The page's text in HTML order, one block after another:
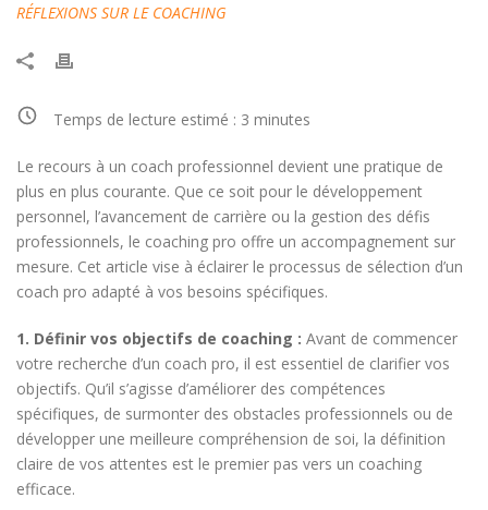
RÉFLEXIONS SUR LE COACHING
Temps de lecture estimé : 3 minutes
Le recours à un coach professionnel devient une pratique de
plus en plus courante. Que ce soit pour le développement
personnel, l’avancement de carrière ou la gestion des défis
professionnels, le coaching pro offre un accompagnement sur
mesure. Cet article vise à éclairer le processus de sélection d’un
coach pro adapté à vos besoins spécifiques.
1. Définir vos objectifs de coaching : Avant de commencer
votre recherche d’un coach pro, il est essentiel de clarifier vos
objectifs. Qu’il s’agisse d’améliorer des compétences
spécifiques, de surmonter des obstacles professionnels ou de
développer une meilleure compréhension de soi, la définition
claire de vos attentes est le premier pas vers un coaching
efficace.